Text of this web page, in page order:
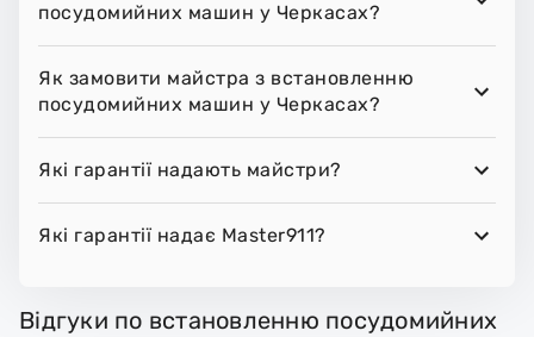
посудомийних машин у Черкасах?
Як замовити майстра з встановленню
посудомийних машин у Черкасах?
Які гарантії надають майстри?
Які гарантії надає Master911?
Відгуки по встановленню посудомийних